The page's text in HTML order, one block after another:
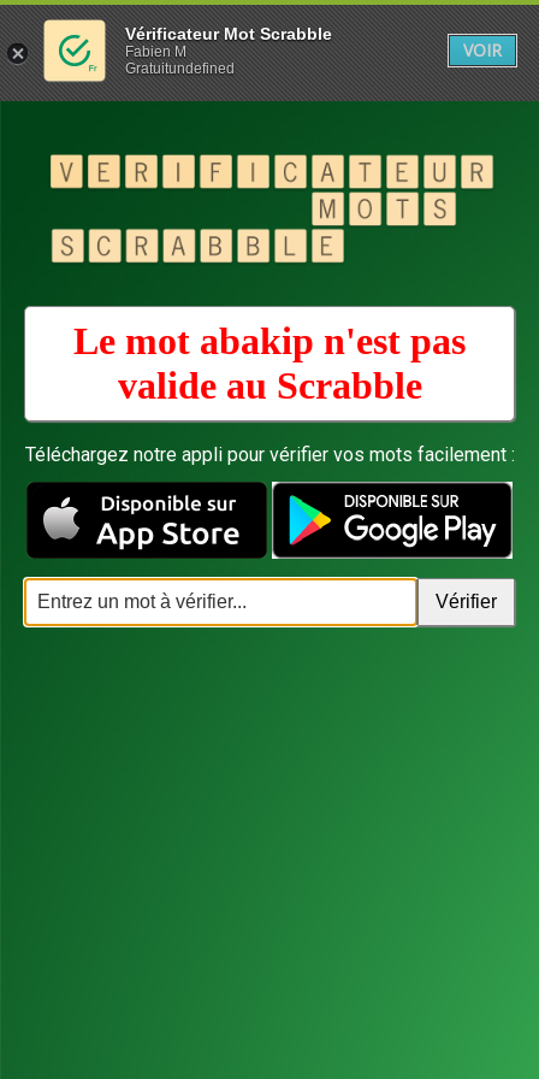
Le mot abakip n'est pas
valide au Scrabble
Téléchargez notre appli pour vérifier vos mots facilement :
Vérificateur Mot Scrabble
Fabien M
Gratuitundefined
VOIR